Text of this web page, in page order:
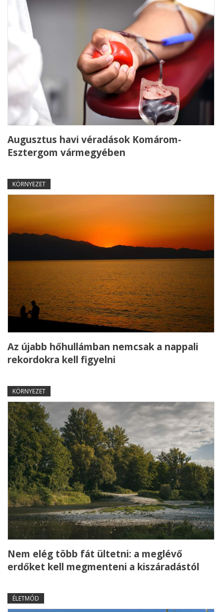
Augusztus havi véradások Komárom-
Esztergom vármegyében
KÖRNYEZET
Az újabb hőhullámban nemcsak a nappali
rekordokra kell figyelni
KÖRNYEZET
Nem elég több fát ültetni: a meglévő
erdőket kell megmenteni a kiszáradástól
ÉLETMÓD